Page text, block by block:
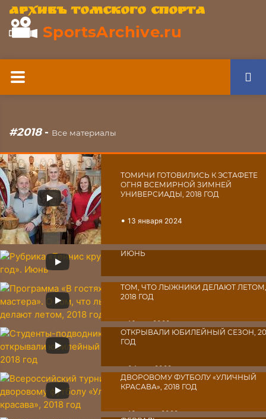
Архивъ томского спорта
SportsArchive.ru
#2018- Все материалы
ТОМИЧИ ГОТОВИЛИСЬ К ЭСТАФЕТЕ
ОГНЯ ВСЕМИРНОЙ ЗИМНЕЙ
УНИВЕРСИАДЫ, 2018 ГОД
•13 января 2024
РУБРИКА «ТЕННИС КРУГЛЫЙ ГОД».
ИЮНЬ
•22 июня 2022
ПРОГРАММА «В ГОСТЯХ У МАСТЕРА».
ТОМ, ЧТО ЛЫЖНИКИ ДЕЛАЮТ
2018 ГОД
•16 мая 2022
СТУДЕНТЫ-ПОДВОДНИКИ ТГУ
ОТКРЫВАЛИ ЮБИЛЕЙНЫЙ СЕЗОН,
ГОД
•04 мая 2022
ВСЕРОССИЙСКИЙ ТУРНИР ПО
ДВОРОВОМУ ФУТБОЛУ «УЛИЧНЫЙ
КРАСАВА», 2018 ГОД
•13 марта 2022
РУБРИКА «ТЕННИС КРУГЛЫЙ ГОД».